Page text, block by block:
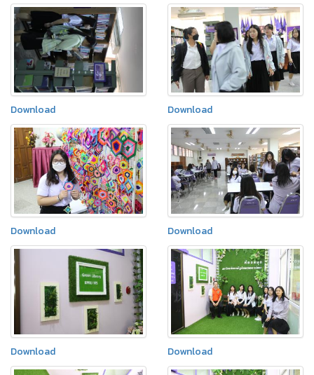
Download Download
Download Download
Download Download